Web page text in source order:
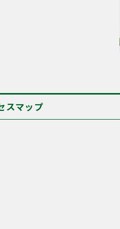
スマップ